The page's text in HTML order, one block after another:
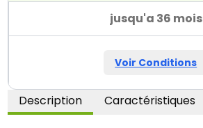
jusqu'a 36 mois
Voir Conditions
Description Caractéristiques